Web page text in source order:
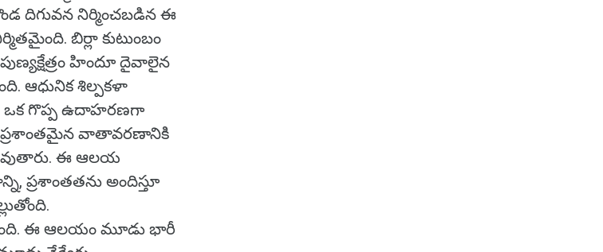
దిగువన నిర్మించబడిన ఈ
బిర్లా కుటుంబం
హిందూ దైవాలైన
ఆధునిక శిల్పకళా
ఒక గొప్ప ఉదాహరణగా
ప్రశాంతమైన వాతావరణానికి
ఈ ఆలయ
ప్రశాంతతను అందిస్తూ
ఈ ఆలయం మూడు భారీ